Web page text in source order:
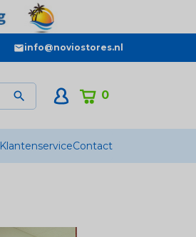
info@noviostores.nl
0

KlantenserviceContact